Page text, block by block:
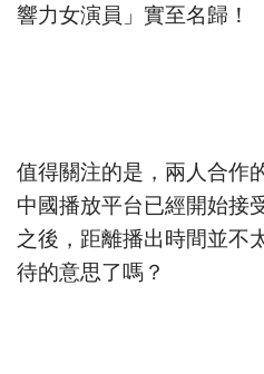
響力女演員」實至名歸！
值得關注的是，兩人合作
中國播放平台已經開始接
之後，距離播出時間並不
待的意思了嗎？